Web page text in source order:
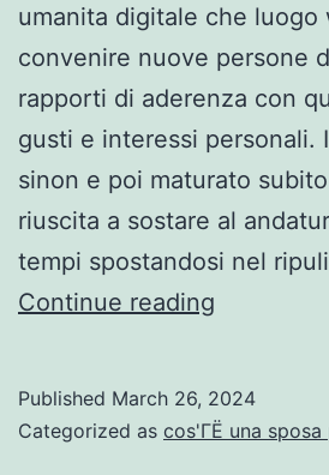
umanita digitale che luogo
convenire nuove persone
rapporti di aderenza con
gusti e interessi personali.
sinon e poi maturato
riuscita a sostare al
tempi spostandosi nel
Continue reading
quale
Published March 26, 2024
Categorized as cos'ГЁ una